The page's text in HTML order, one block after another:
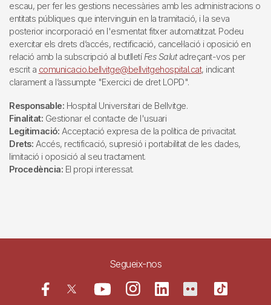
escau, per fer les gestions necessàries amb les administracions o
entitats públiques que intervinguin en la tramitació, i la seva
posterior incorporació en l'esmentat fitxer automatitzat. Podeu
exercitar els drets d’accés, rectificació, cancel·lació i oposició en
relació amb la subscripció al butlletí Fes Salutadreçant-vos per
escrit a comunicacio.bellvitge@bellvitgehospital.cat, indicant
clarament a l’assumpte "Exercici de dret LOPD".
Responsable: Hospital Universitari de Bellvitge.
Finalitat: Gestionar el contacte de l'usuari
Legitimació: Acceptació expresa de la política de privacitat.
Drets: Accés, rectificació, supresió i portabilitat de les dades,
limitació i oposició al seu tractament.
Procedència: El propi interessat.
Segueix-nos